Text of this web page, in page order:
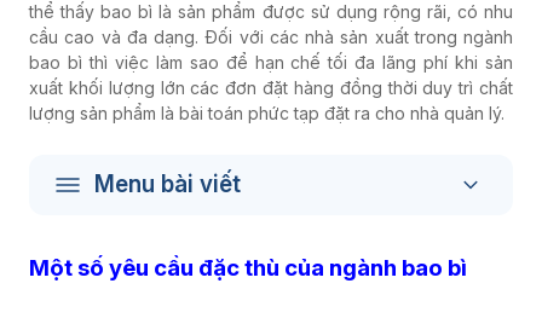
thể thấy bao bì là sản phẩm được sử dụng rộng rãi, có nhu
cầu cao và đa dạng. Đối với các nhà sản xuất trong ngành
bao bì thì việc làm sao để hạn chế tối đa lãng phí khi sản
xuất khối lượng lớn các đơn đặt hàng đồng thời duy trì chất
lượng sản phẩm là bài toán phức tạp đặt ra cho nhà quản lý.
Menu bài viết
Một số yêu cầu đặc thù của ngành bao bì